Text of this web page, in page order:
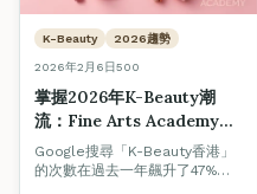
K-Beauty 2026趨勢
2026年2月6日500
掌握2026年K-Beauty潮
流：Fine Arts Academy課
程如何提升您的專業技能
Google搜尋「K-Beauty香港」
的次數在過去一年飆升了47%。